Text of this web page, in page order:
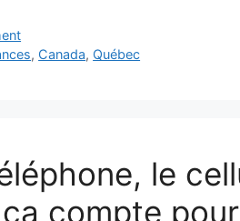
, Canada, Québec
le
compte